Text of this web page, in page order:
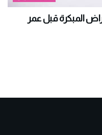
المبكرة قبل عمر